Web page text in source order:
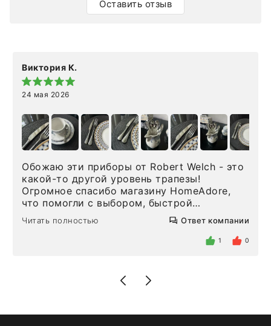
Оставить отзыв
Виктория К.
24 мая 2026
Обожаю эти приборы от Robert Welch - это
какой-то другой уровень трапезы!
Огромное спасибо магазину HomeAdore,
что помогли с выбором, быстрой
доставкой и высоким сервисом. Один раз
была здесь лично, забирала чайные ложки,
внутри очень много антикварной посуды,
Позже заказывала остальные приборы -
доставили сдэком на следующий день к
отвечает очень быстро. Взаимодействием
Читать полностью Ответ компании
1 0